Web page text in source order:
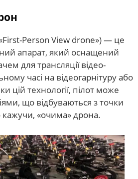
Person View drone») — це
апарат, який оснащений
для трансляції відео-
часі на відеогарнітуру або
цій технології, пілот може
що відбуваються з точки
«очима» дрона.